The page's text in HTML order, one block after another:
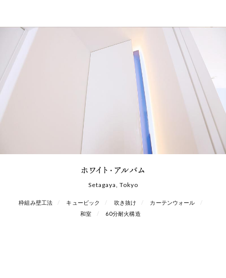
ホワイト・アルバム
Setagaya, Tokyo
枠組み壁工法 キュービック 吹き抜け
カーテンウォール
和室
60分耐火構造